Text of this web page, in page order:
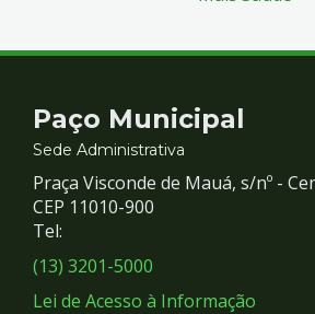
Contato
e
Redes
Sociais
Paço Municipal
Sede Administrativa
Praça Visconde de Mauá, s/nº -
CEP 11010-900
Tel:
(13) 3201-5000
Lei de Acesso à Informação